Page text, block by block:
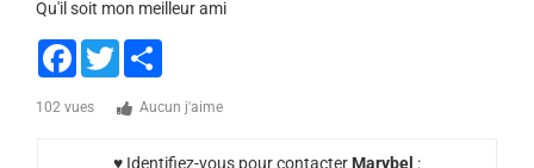
Qu'il soit mon meilleur ami
Facebook
Twitter
102 vues Aucun j'aime
♥ Identifiez-vous pour contacter Marybel :